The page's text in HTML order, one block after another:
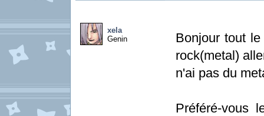
xela
Genin
Bonjour tout
rock(metal)
n'ai pas du
Préféré-vous